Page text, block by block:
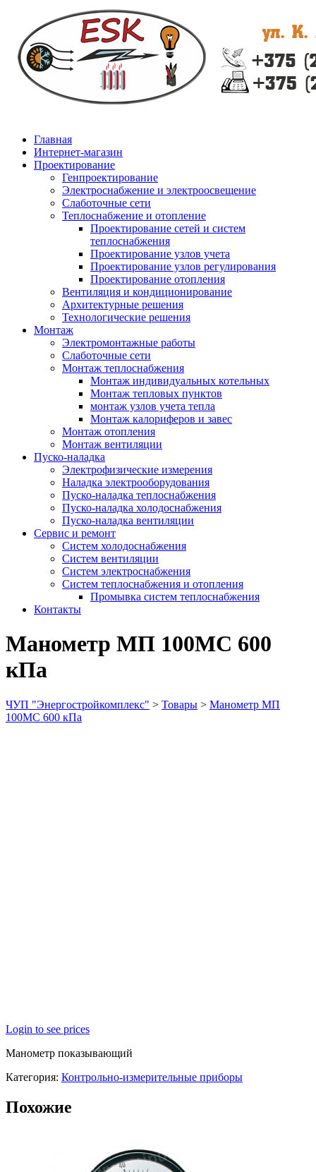
Главная
Интернет-магазин
Проектирование
Генпроектирование
Электроснабжение и электроосвещение
Слаботочные сети
Теплоснабжение и отопление
Проектирование сетей и систем
теплоснабжения
Проектирование узлов учета
Проектирование узлов регулирования
Проектирование отопления
Вентиляция и кондиционирование
Архитектурные решения
Технологические решения
Монтаж
Электромонтажные работы
Слаботочные сети
Монтаж теплоснабжения
Монтаж индивидуальных котельных
Монтаж тепловых пунктов
монтаж узлов учета тепла
Монтаж калориферов и завес
Монтаж отопления
Монтаж вентиляции
Пуско-наладка
Электрофизические измерения
Наладка электрооборудования
Пуско-наладка теплоснабжения
Пуско-наладка холодоснабжения
Пуско-наладка вентиляции
Сервис и ремонт
Систем холодоснабжения
Систем вентиляции
Систем электроснабжения
Систем теплоснабжения и отопления
Промывка систем теплоснабжения
Контакты
Манометр МП 100МС 600
кПа
ЧУП "Энергостройкомплекс" > Товары > Манометр МП
100МС 600 кПа
Login to see prices
Манометр показывающий
Категория: Контрольно-измерительные приборы
Похожие